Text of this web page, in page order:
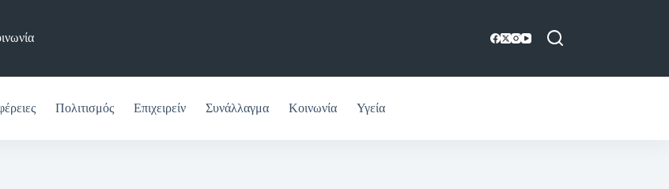
Πολιτισμός Επιχειρείν Συνάλλαγμα Κοινωνία Υγεία